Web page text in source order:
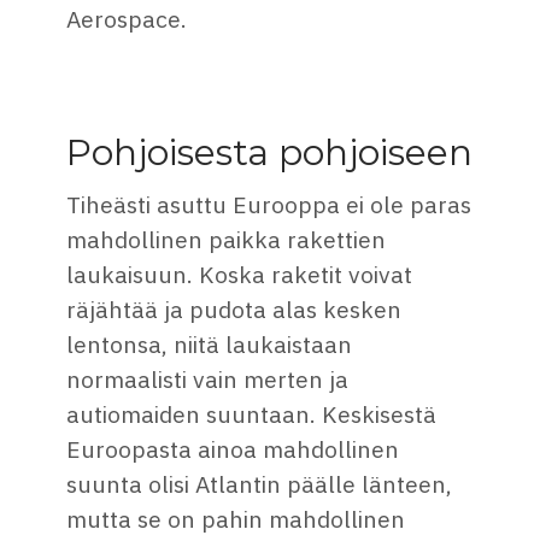
Aerospace.
Pohjoisesta pohjoiseen
Tiheästi asuttu Eurooppa ei ole paras
mahdollinen paikka rakettien
laukaisuun. Koska raketit voivat
räjähtää ja pudota alas kesken
lentonsa, niitä laukaistaan
normaalisti vain merten ja
autiomaiden suuntaan. Keskisestä
Euroopasta ainoa mahdollinen
suunta olisi Atlantin päälle länteen,
mutta se on pahin mahdollinen